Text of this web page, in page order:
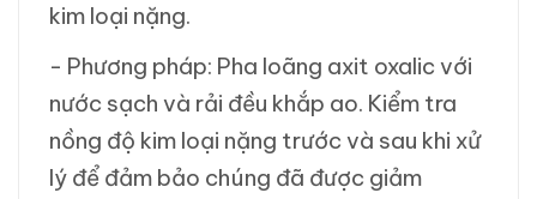
kim loại nặng.
- Phương pháp: Pha loãng axit oxalic với
nước sạch và rải đều khắp ao. Kiểm tra
nồng độ kim loại nặng trước và sau khi xử
lý để đảm bảo chúng đã được giảm